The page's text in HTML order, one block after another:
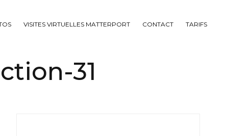
VISITES VIRTUELLES MATTERPORT CONTACT TARIFS
31